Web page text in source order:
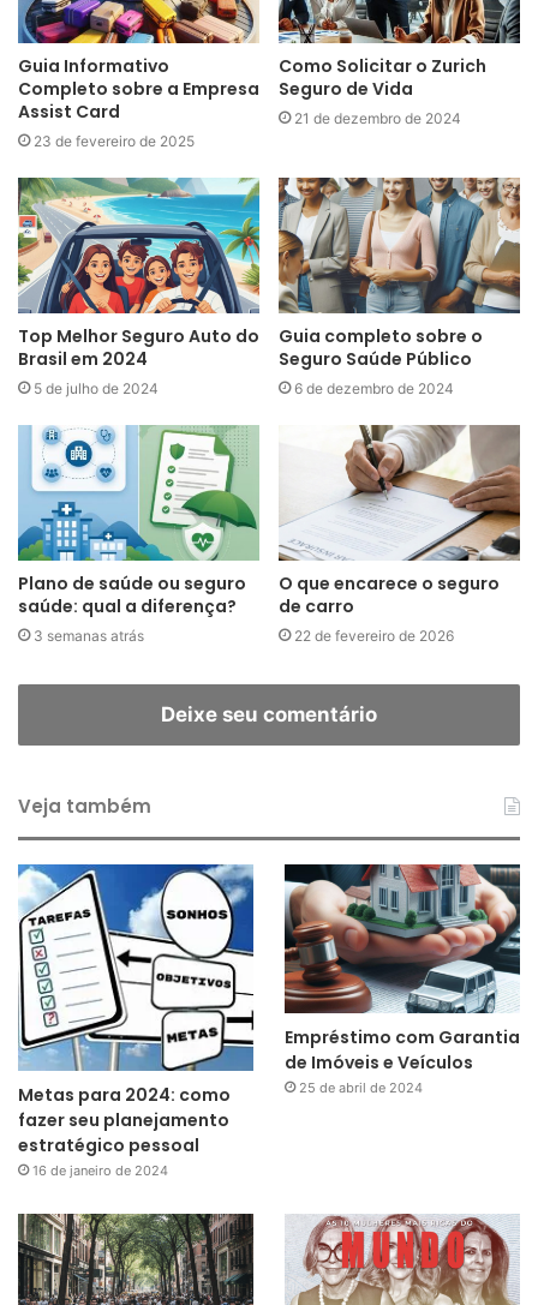
Guia Informativo
Completo sobre a Empresa
Assist Card
23 de fevereiro de 2025
Como Solicitar o Zurich
Seguro de Vida
21 de dezembro de 2024
Top Melhor Seguro Auto do
Brasil em 2024
5 de julho de 2024
Guia completo sobre o
Seguro Saúde Público
6 de dezembro de 2024
Plano de saúde ou seguro
saúde: qual a diferença?
3 semanas atrás
O que encarece o seguro
de carro
22 de fevereiro de 2026
Deixe seu comentário
Veja também
Metas para 2024: como
fazer seu planejamento
estratégico pessoal
16 de janeiro de 2024
Empréstimo com Garantia
de Imóveis e Veículos
25 de abril de 2024